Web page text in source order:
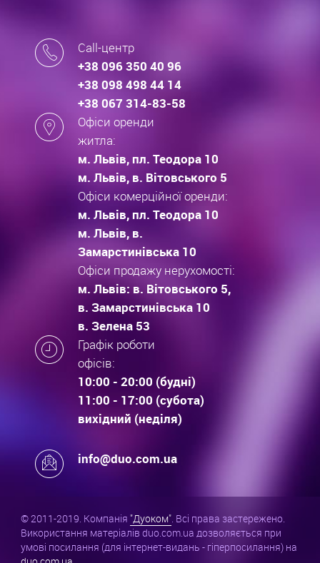
Call-центр
+38 096 350 40 96
+38 098 498 44 14
+38 067 314-83-58
Офіси оренди
житла:
м. Львів, пл. Теодора 10
м. Львів, в. Вітовського 5
Офіси комерційної оренди:
м. Львів, пл. Теодора 10
м. Львів, в.
Замарстинівська 10
Офіси продажу нерухомості:
м. Львів: в. Вітовського 5,
в. Замарстинівська 10
в. Зелена 53
Графік роботи
офісів:
10:00 - 20:00 (будні)
11:00 - 17:00 (субота)
вихідний (неділя)
info@duo.com.ua
© 2011-2019. Компанія "Дуоком". Всі права застережено.
Використання матеріалів duo.com.ua дозволяється при
умові посилання (для інтернет-видань - гіперпосилання) на